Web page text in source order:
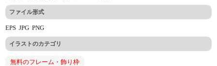
ファイル形式
EPSJPGPNG
イラストのカテゴリ
無料のフレーム・飾り枠